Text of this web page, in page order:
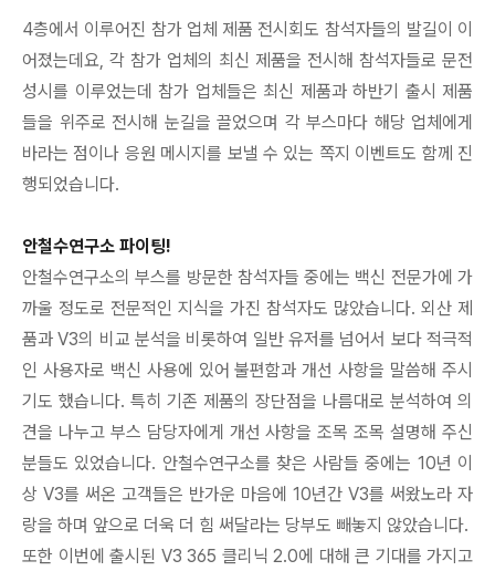
4층에서 이루어진 참가 업체 제품 전시회도 참석자들의 발길이 이
어졌는데요, 각 참가 업체의 최신 제품을 전시해 참석자들로 문전
성시를 이루었는데 참가 업체들은 최신 제품과 하반기 출시 제품
들을 위주로 전시해 눈길을 끌었으며 각 부스마다 해당 업체에게
바라는 점이나 응원 메시지를 보낼 수 있는 쪽지 이벤트도 함께 진
행되었습니다.
안철수연구소 파이팅!
안철수연구소의 부스를 방문한 참석자들 중에는 백신 전문가에 가
까울 정도로 전문적인 지식을 가진 참석자도 많았습니다. 외산 제
품과 V3의 비교 분석을 비롯하여 일반 유저를 넘어서 보다 적극적
인 사용자로 백신 사용에 있어 불편함과 개선 사항을 말씀해 주시
기도 했습니다. 특히 기존 제품의 장단점을 나름대로 분석하여 의
견을 나누고 부스 담당자에게 개선 사항을 조목 조목 설명해 주신
분들도 있었습니다. 안철수연구소를 찾은 사람들 중에는 10년 이
상 V3를 써온 고객들은 반가운 마음에 10년간 V3를 써왔노라 자
랑을 하며 앞으로 더욱 더 힘 써달라는 당부도 빼놓지 않았습니다.
또한 이번에 출시된 V3 365 클리닉 2.0에 대해 큰 기대를 가지고